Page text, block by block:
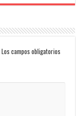
Los campos obligatorios